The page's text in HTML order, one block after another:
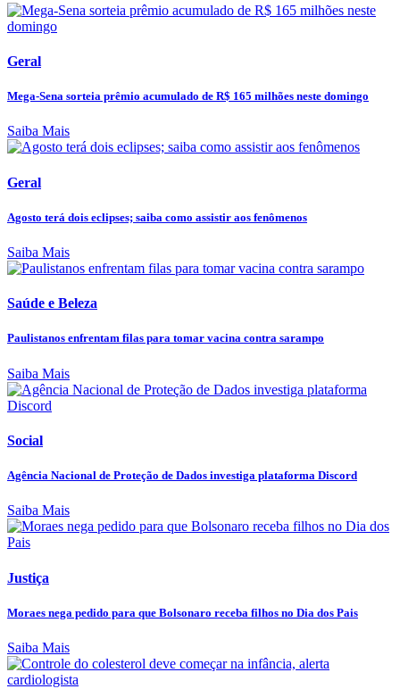
Geral
Mega-Sena sorteia prêmio acumulado de R$ 165 milhões neste domingo
Saiba Mais
Geral
Agosto terá dois eclipses; saiba como assistir aos fenômenos
Saiba Mais
Saúde e Beleza
Paulistanos enfrentam filas para tomar vacina contra sarampo
Saiba Mais
Social
Agência Nacional de Proteção de Dados investiga plataforma Discord
Saiba Mais
Justiça
Moraes nega pedido para que Bolsonaro receba filhos no Dia dos Pais
Saiba Mais